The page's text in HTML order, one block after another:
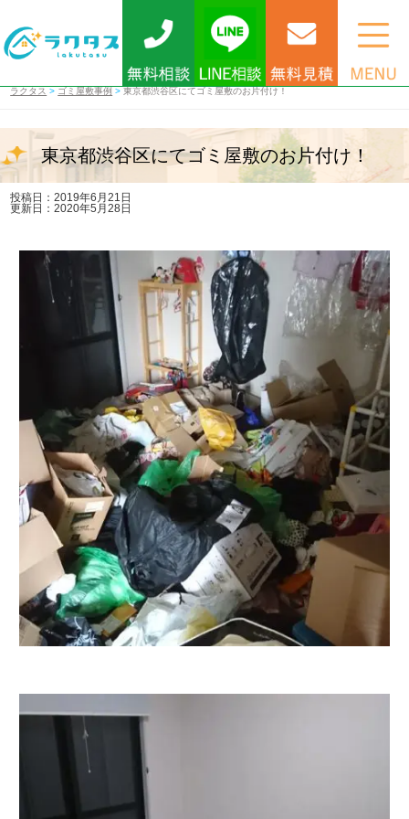
ラクタス > ゴミ屋敷事例 >東京都渋谷区にてゴミ屋敷のお片付け！
東京都渋谷区にてゴミ屋敷のお片付け！
投稿日：2019年6月21日
更新日：2020年5月28日